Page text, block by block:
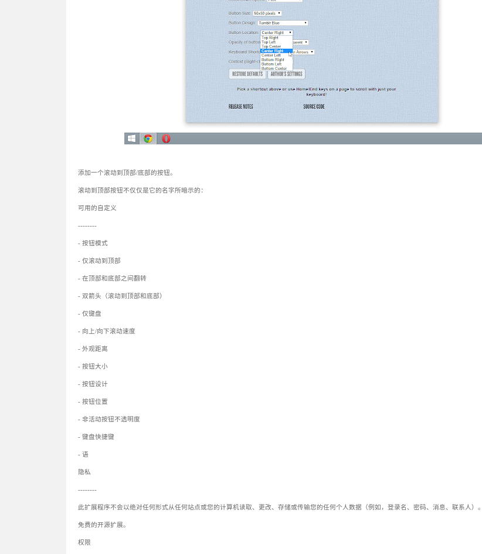
添加一个滚动到顶部/底部的按钮。
滚动到顶部按钮不仅仅是它的名字所暗示的：
可用的自定义
--------
- 按钮模式
- 仅滚动到顶部
- 在顶部和底部之间翻转
- 双箭头（滚动到顶部和底部）
- 仅键盘
- 向上/向下滚动速度
- 外观距离
- 按钮大小
- 按钮设计
- 按钮位置
- 非活动按钮不透明度
- 键盘快捷键
- 语
隐私
--------
此扩展程序不会以绝对任何形式从任何站点或您的计算机读取、更改、存储或传输您的任何个人数据（例如，登录名、密码、消息、联系人）。
免费的开源扩展。
权限